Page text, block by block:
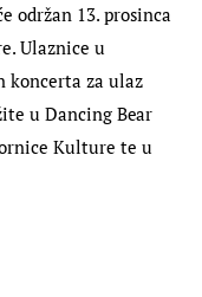
održan 13. prosinca
Ulaznice u
koncerta za ulaz
u Dancing Bear
Kulture te u